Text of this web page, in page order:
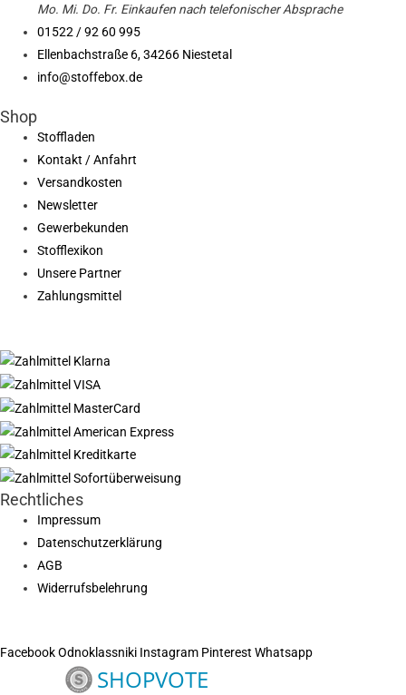
Mo. Mi. Do. Fr. Einkaufen nach telefonischer Absprache
01522 / 92 60 995
Ellenbachstraße 6, 34266 Niestetal
info@stoffebox.de
Shop
Stoffladen
Kontakt / Anfahrt
Versandkosten
Newsletter
Gewerbekunden
Stofflexikon
Unsere Partner
Zahlungsmittel
Rechtliches
Impressum
Datenschutzerklärung
AGB
Widerrufsbelehrung
FacebookOdnoklassniki Instagram Pinterest Whatsapp